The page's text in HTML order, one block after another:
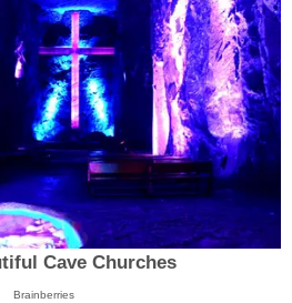
Cave Churches
Brainberries